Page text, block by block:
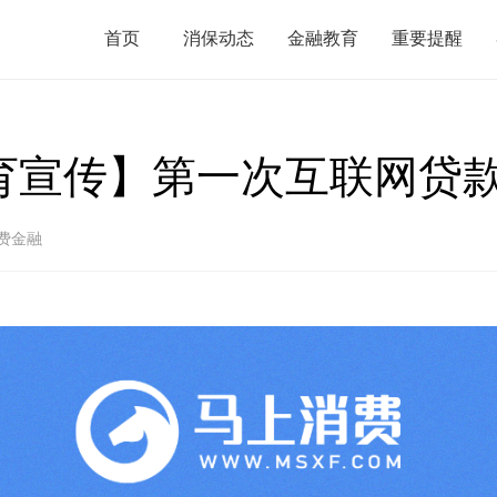
首页 消保动态 金融教育 重要提醒
宣传】第一次互联网贷
金融